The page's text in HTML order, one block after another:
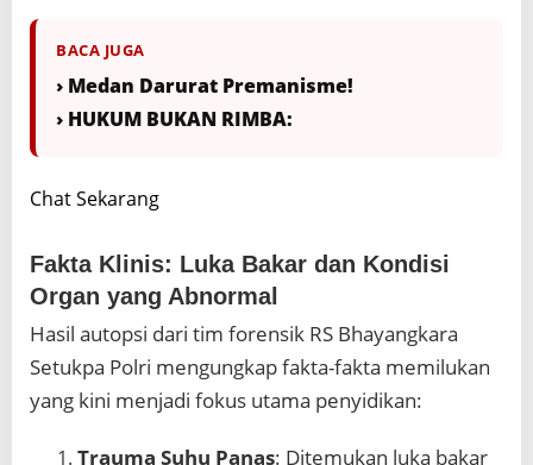
BACA JUGA
› Medan Darurat Premanisme!
› HUKUM BUKAN RIMBA:
Chat Sekarang
Fakta Klinis: Luka Bakar dan Kondisi
Organ yang Abnormal
Hasil autopsi dari tim forensik RS Bhayangkara
Setukpa Polri mengungkap fakta-fakta memilukan
yang kini menjadi fokus utama penyidikan:
Trauma Suhu Panas: Ditemukan luka bakar